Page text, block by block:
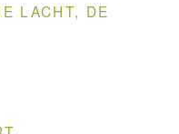
LACHT, DE